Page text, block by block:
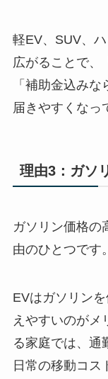
軽EV、SUV、
広がることで、
「補助金込み
届きやすくなっ
理由3：ガソ
ガソリン価格の
由のひとつです。
EVはガソリン
えやすいのがメ
る家庭では、通
日常の移動コス